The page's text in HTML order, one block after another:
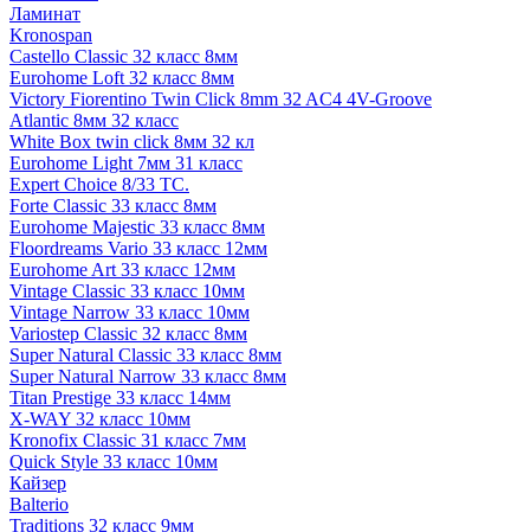
Ламинат
Kronospan
Castello Classic 32 класс 8мм
Eurohome Loft 32 класс 8мм
Victory Fiorentino Twin Click 8mm 32 AC4 4V-Groove
Atlantic 8мм 32 класс
White Box twin click 8мм 32 кл
Eurohome Light 7мм 31 класс
Expert Choice 8/33 TC.
Forte Classic 33 класс 8мм
Eurohome Majestic 33 класс 8мм
Floordreams Vario 33 класс 12мм
Eurohome Art 33 класс 12мм
Vintage Classic 33 класс 10мм
Vintage Narrow 33 класс 10мм
Variostep Classic 32 класс 8мм
Super Natural Classic 33 класс 8мм
Super Natural Narrow 33 класс 8мм
Titan Prestige 33 класс 14мм
X-WAY 32 класс 10мм
Kronofix Classic 31 класс 7мм
Quick Style 33 класс 10мм
Кайзер
Balterio
Traditions 32 класс 9мм